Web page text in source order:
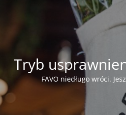
Tryb
FAVO niedługo wróci.